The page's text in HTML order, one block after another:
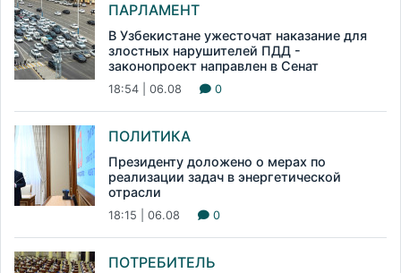
ПАРЛАМЕНТ
В Узбекистане ужесточат наказание для
злостных нарушителей ПДД -
законопроект направлен в Сенат
18:54 | 06.08 0
ПОЛИТИКА
Президенту доложено о мерах по
реализации задач в энергетической
отрасли
18:15 | 06.08 0
ПОТРЕБИТЕЛЬ